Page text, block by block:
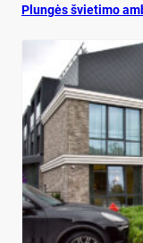
Plun­gės švie­ti­mo